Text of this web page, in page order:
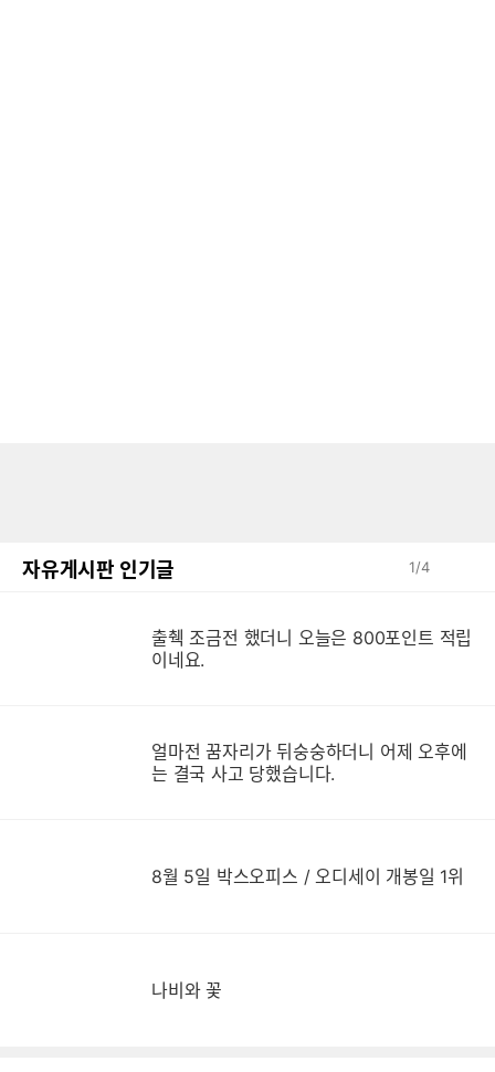
자유게시판 인기글 1/4
출췍 조금전 했더니 오늘은 800포인트 적립
이네요.
얼마전 꿈자리가 뒤숭숭하더니 어제 오후에
는 결국 사고 당했습니다.
8월 5일 박스오피스 / 오디세이 개봉일 1위
나비와 꽃